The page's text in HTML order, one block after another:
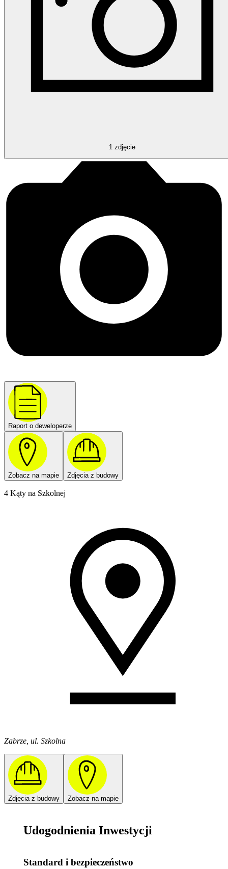
1 zdjęcie
Raport o deweloperze
Zobacz na mapie Zdjęcia z budowy
4 Kąty na Szkolnej
Zabrze, ul. Szkolna
Zdjęcia z budowy Zobacz na mapie
Udogodnienia Inwestycji
Standard i bezpieczeństwo